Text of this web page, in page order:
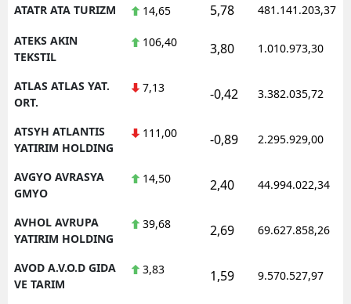
ATATR ATA TURIZM 14,65 5,78 481.141.203,37
ATEKS AKIN
TEKSTIL
106,40 3,80 1.010.973,30
ATLAS ATLAS YAT.
ORT.
7,13 -0,42 3.382.035,72
ATSYH ATLANTIS
YATIRIM HOLDING
111,00 -0,89 2.295.929,00
AVGYO AVRASYA
GMYO
14,50 2,40 44.994.022,34
AVHOL AVRUPA
YATIRIM HOLDING
39,68 2,69 69.627.858,26
AVOD A.V.O.D GIDA
VE TARIM
3,83 1,59 9.570.527,97